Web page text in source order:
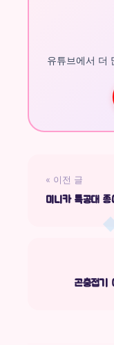
유튜브에서 더
« 이전 글
미니카 특공대 종
곤충접기